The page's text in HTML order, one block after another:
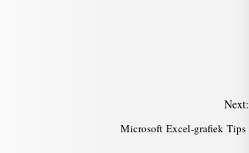
Next:
Microsoft Excel-grafiek Tips